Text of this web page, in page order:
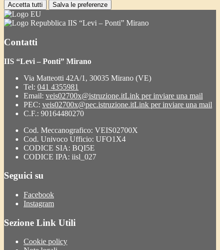
Accetta tutti Salva le preferenze
IIS “Levi – Ponti” Mirano
Contatti
IIS “Levi – Ponti” Mirano
Via Matteotti 42A/1, 30035 Mirano (VE)
Tel: 041 4355981
Email: veis02700x@istruzione.itLink per inviare una mail
PEC: veis02700x@pec.istruzione.itLink per inviare una mail
C.F.: 90164480270
Cod. Meccanografico: VEIS02700X
Cod. Univoco Ufficio: UFO1X4
CODICE SIA: BQI5E
CODICE IPA: iisl_027
Seguici su
Facebook
Instagram
Sezione Link Utili
Cookie policy